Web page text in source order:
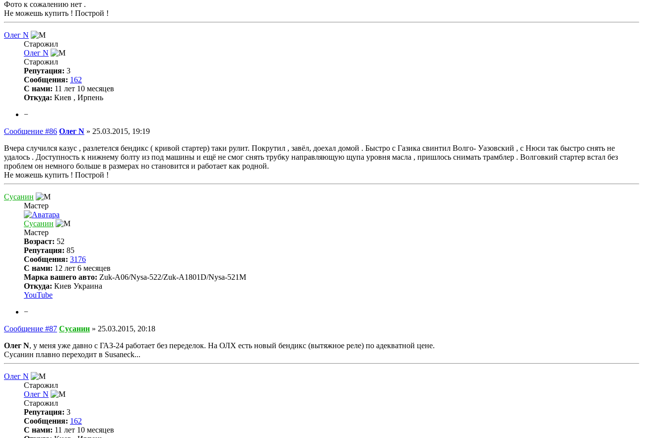
Фото к сожалению нет .
Не можешь купить ! Построй !
Олег N
Старожил
Олег N
Старожил
Репутация: 3
Сообщения: 162
С нами: 11 лет 10 месяцев
Откуда: Киев , Ирпень
−
Сообщение #86 Олег N » 25.03.2015, 19:19
Вчера случился казус , разлетелся бендикс ( кривой стартер) таки рулит. Покрутил , завёл, доехал домой . Быстро с Газика свинтил Волго- Уазовский , с Нюси так быстро снять не
удалось . Доступность к нижнему болту из под машины и ещё не смог снять трубку направляющую щупа уровня масла , пришлось снимать трамблер . Волговкий стартер встал без
проблем он немного больше в размерах но становится и работает как родной.
Не можешь купить ! Построй !
Сусанин
Мастер
Сусанин
Мастер
Возраст: 52
Репутация: 85
Сообщения: 3176
С нами: 12 лет 6 месяцев
Марка вашего авто: Zuk-A06/Nysa-522/Zuk-A1801D/Nysa-521M
Откуда: Киев Украина
YouTube
−
Сообщение #87 Сусанин » 25.03.2015, 20:18
Олег N, у меня уже давно с ГАЗ-24 работает без переделок. На ОЛХ есть новый бендикс (вытяжное реле) по адекватной цене.
Сусанин плавно переходит в Susaneck...
Олег N
Старожил
Олег N
Старожил
Репутация: 3
Сообщения: 162
С нами: 11 лет 10 месяцев